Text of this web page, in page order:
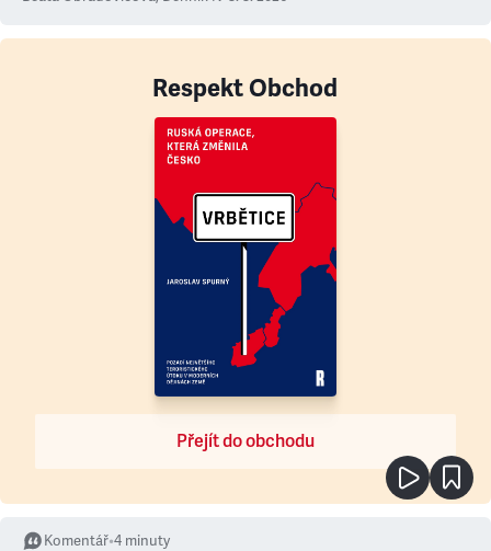
Respekt Obchod
Přejít do obchodu
Komentář•4 minuty